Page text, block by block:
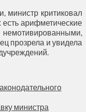
министр критиковал
арифметические
прозрела и увидела
министра